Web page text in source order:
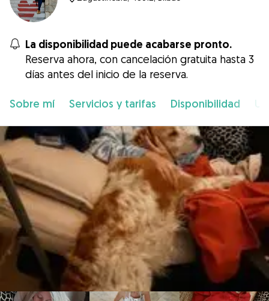
La disponibilidad puede acabarse pronto.
Reserva ahora, con cancelación gratuita hasta 3
días antes del inicio de la reserva.
Sobre mí Servicios y tarifas Disponibilidad